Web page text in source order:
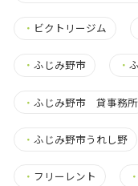
・ ビクトリージム
・ ふじみ野市 ・
・ ふじみ野市 貸事務所
・ ふじみ野市うれし野
・ フリーレント ・